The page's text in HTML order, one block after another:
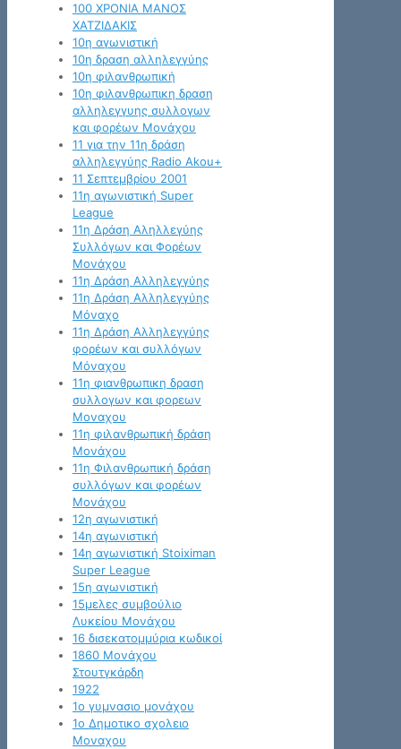
100 ΧΡΟΝΙΑ ΜΑΝΟΣ
ΧΑΤΖΙΔΑΚΙΣ
10η αγωνιστική
10η δραση αλληλεγγύης
10η φιλανθρωπική
10η φιλανθρωπικη δραση
αλληλεγγυης συλλογων
και φορέων Μονάχου
11 για την 11η δράση
αλληλεγγύης Radio Akou+
11 Σεπτεμβρίου 2001
11η αγωνιστική Super
League
11η Δράση Αληλλεγύης
Συλλόγων και Φορέων
Μονάχου
11η Δράση Αλληλεγγύης
11η Δράση Αλληλεγγύης
Μόναχο
11η Δράση Αλληλεγγύης
φορέων και συλλόγων
Μόναχου
11η φιανθρωπικη δραση
συλλογων και φορεων
Μοναχου
11η φιλανθρωπική δράση
Μονάχου
11η Φιλανθρωπική δράση
συλλόγων και φορέων
Μονάχου
12η αγωνιστική
14η αγωνιστική
14η αγωνιστική Stoiximan
Super League
15η αγωνιστική
15μελες συμβούλιο
Λυκείου Μονάχου
16 δισεκατομμύρια κωδικοί
1860 Μονάχου
Στουτγκάρδη
1922
1ο γυμνασιο μονάχου
1ο Δημοτικο σχολειο
Μοναχου